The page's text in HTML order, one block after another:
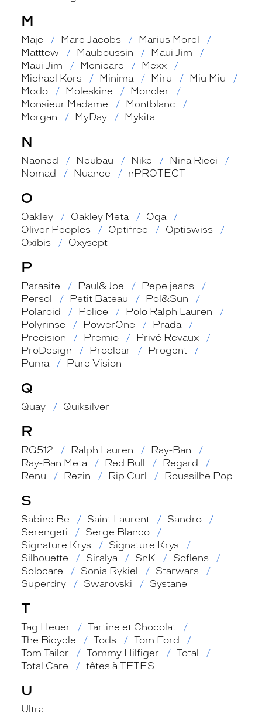
M
Maje Marc Jacobs
Marius Morel
Matttew
Mauboussin
Maui Jim
Maui Jim
Menicare
Mexx
Michael Kors
Minima Miru
Miu Miu
Modo
Moleskine
Moncler
Monsieur Madame
Montblanc
Morgan
MyDay Mykita
N
Naoned Neubau Nike
Nina Ricci
Nomad
Nuance nPROTECT
O
Oakley Oakley Meta
Oga
Oliver Peoples
Optifree
Optiswiss
Oxibis
Oxysept
P
Parasite Paul&Joe
Pepe jeans
Persol
Petit Bateau
Pol&Sun
Polaroid
Police
Polo Ralph Lauren
Polyrinse
PowerOne
Prada
Precision
Premio
Privé Revaux
ProDesign
Proclear
Progent
Puma
Pure Vision
Q
Quay Quiksilver
R
RG512 Ralph Lauren
Ray-Ban
Ray-Ban Meta
Red Bull
Regard
Renu
Rezin Rip Curl Roussilhe Pop
S
Sabine Be Saint Laurent
Sandro
Serengeti
Serge Blanco
Signature Krys
Signature Krys
Silhouette
Siralya SnK
Soflens
Solocare
Sonia Rykiel
Starwars
Superdry
Swarovski Systane
T
Tag Heuer
Tartine et Chocolat
The Bicycle
Tods
Tom Ford
Tom Tailor
Tommy Hilfiger
Total
Total Care
têtes à TETES
U
Ultra